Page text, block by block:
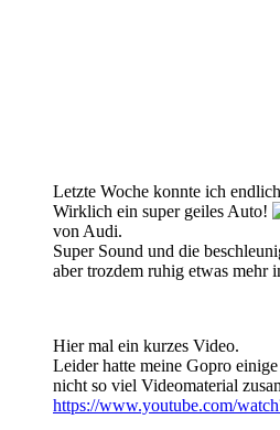
Letzte Woche konnte ich
Wirklich ein super geiles Auto!
von Audi.
Super Sound und die
aber trozdem ruhig etwas mehr
Hier mal ein kurzes Video.
Leider hatte meine Gopro
nicht so viel Videomaterial
https://www.youtube.com/